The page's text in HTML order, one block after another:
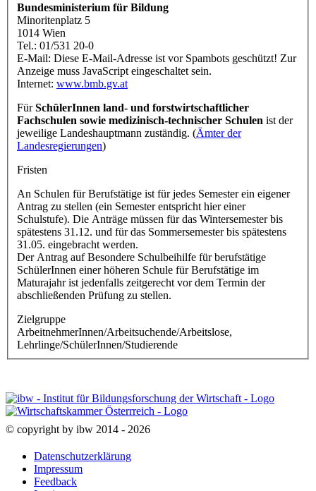
Bundesministerium für Bildung
Minoritenplatz 5
1014 Wien
Tel.: 01/531 20-0
E-Mail: Diese E-Mail-Adresse ist vor Spambots geschützt! Zur
Anzeige muss JavaScript eingeschaltet sein.
Internet: www.bmb.gv.at
FürSchülerInnen land- und forstwirtschaftlicher
Fachschulen sowie medizinisch-technischer Schulen ist der
jeweilige Landeshauptmann zuständig. (Ämter der
Landesregierungen)
Fristen
An Schulen für Berufstätige ist für jedes Semester ein eigener
Antrag zu stellen (ein Semester entspricht hier einer
Schulstufe). Die Anträge müssen für das Wintersemester bis
spätestens 31.12. und für das Sommersemester bis spätestens
31.05. eingebracht werden.
Der Antrag auf Besondere Schulbeihilfe für berufstätige
SchülerInnen einer höheren Schule für Berufstätige im
Maturajahr ist jedenfalls zeitgerecht vor dem Termin der
abschließenden Prüfung zu stellen.
Zielgruppe
ArbeitnehmerInnen/Arbeitsuchende/Arbeitslose,
Lehrlinge/SchülerInnen/Studierende
© copyright by ibw 2014 - 2026
Datenschutzerklärung
Impressum
Feedback